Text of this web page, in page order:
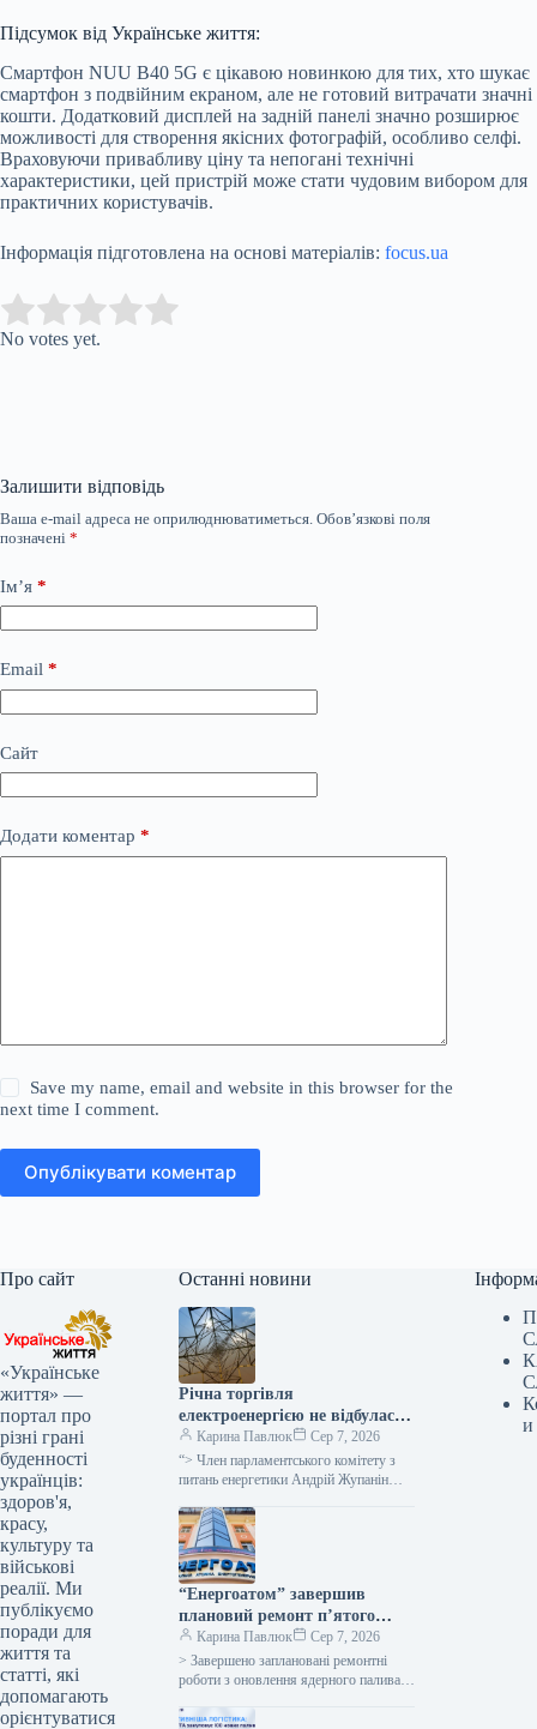
Підсумок від Українське життя:
Смартфон NUU B40 5G є цікавою новинкою для тих, хто шукає
смартфон з подвійним екраном, але не готовий витрачати значні
кошти. Додатковий дисплей на задній панелі значно розширює
можливості для створення якісних фотографій, особливо селфі.
Враховуючи привабливу ціну та непогані технічні
характеристики, цей пристрій може стати чудовим вибором для
практичних користувачів.
Інформація підготовлена на основі матеріалів: focus.ua
Rate this item:
No votes yet.
Залишити відповідь
Ваша e-mail адреса не оприлюднюватиметься. Обов’язкові поля
позначені *
Ім’я *
Email *
Сайт
Додати коментар *
Save my name, email and website in this browser for the
next time I comment.
Опублікувати коментар
Про сайт
«Українське
життя» —
портал про
різні грані
буденності
українців:
здоров'я,
красу,
культуру та
військові
реалії. Ми
публікуємо
поради для
життя та
статті, які
допомагають
орієнтуватися
Останні новини
Річна торгівля
електроенергією не відбулася
через військові загрози для
покупців та надмірну
вартість, як заявив народний
Карина Павлюк
Сер 7, 2026
“> Член парламентського комітету з
питань енергетики Андрій Жупанін
невдачі аукціону з реалізації
електроенергії…
“Енергоатом” завершив
плановий ремонт п’ятого
енергоблоку
Карина Павлюк
Сер 7, 2026
> Завершено заплановані ремонтні
роботи з оновлення ядерного палива
електростанцій, а також технічне
и